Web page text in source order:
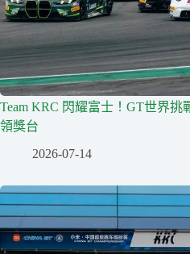
Team KRC 閃耀富士！GT世界
領獎台
2026-07-14